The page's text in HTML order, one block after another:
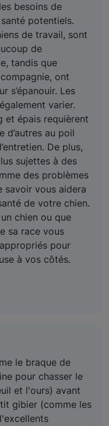
besoins de
potentiels.
de travail, sont
de
tandis que
ont
s’épanouir. Les
varier.
et épais requièrent
d’autres au poil
De plus,
sujettes à des
des problèmes
savoir vous aidera
de votre chien.
chien ou que
sa race vous
pour
à vos côtés.
le braque de
pour chasser le
et l'ours) avant
gibier (comme les